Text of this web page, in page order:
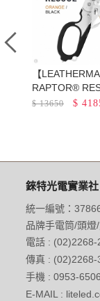
【
RAPTOR®
功能工具剪 / 黑
號】#832170
剪 消防救助 醫療
$13650 $
錸特光電實業社
統一編號：
品牌手電筒/頭燈
電話 : (02)2268-
傳真 : (02)2268-
手機 : 0953-
E-MAIL :